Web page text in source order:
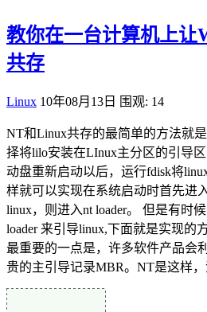
教你在一台计算机上让
共存
Linux 10年08月13日 围观: 14
NT和Linux共存的最简单的方法就
择将lilo安装在LInux主分区的引导
动盘重新启动以后，运行fdisk将
样就可以实现在系统启动时首先进
linux，则进入nt loader。 但是有时
loader 来引导linux,下面就是实现的
最重要的一点是，许多软件产品会
贵的主引导记录MBR。NT是这样，